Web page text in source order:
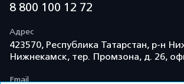
8 800 100 12 72
Адрес
423570, Республика Татарстан, р-н
Нижнекамск, тер. Промзона, д. 26,
Email